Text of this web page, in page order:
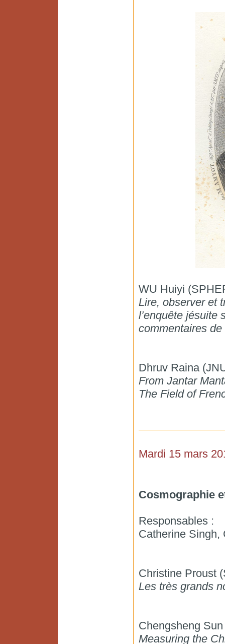
WU Huiyi
Lire, observer et
l’enquête jésuite
commentaires
Dhruv Raina
From Jantar
The Field of
Mardi 15 mars
Cosmographie
Responsables :
Catherine Singh,
Christine Proust
Les très grands
Chengsheng
Measuring the